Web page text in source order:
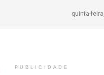
quinta-
PUBLICIDADE